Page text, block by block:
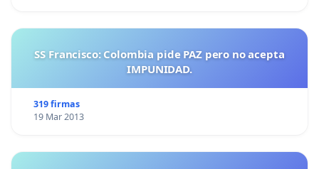
SS Francisco: Colombia pide PAZ pero no acepta
IMPUNIDAD.
319 firmas
19 Mar 2013